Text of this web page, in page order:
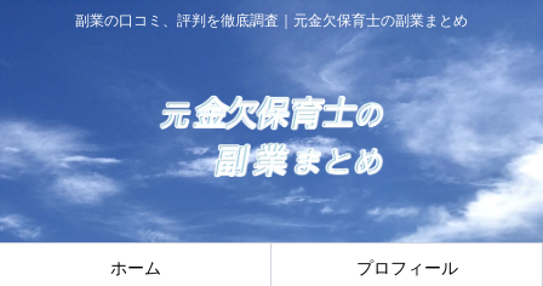
副業の口コミ、評判を徹底調査｜元金欠保育士の副業まとめ
ホーム プロフィール